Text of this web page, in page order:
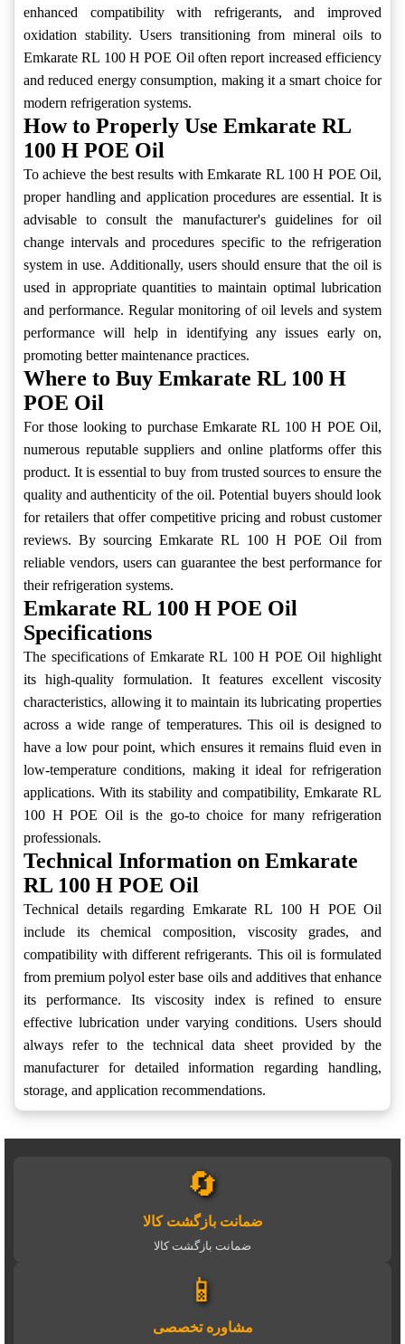
enhanced compatibility with refrigerants, and improved
oxidation stability. Users transitioning from mineral oils to
Emkarate RL 100 H POE Oil often report increased efficiency
and reduced energy consumption, making it a smart choice for
modern refrigeration systems.
How to Properly Use Emkarate RL
100 H POE Oil
To achieve the best results with Emkarate RL 100 H POE Oil,
proper handling and application procedures are essential. It is
advisable to consult the manufacturer's guidelines for oil
change intervals and procedures specific to the refrigeration
system in use. Additionally, users should ensure that the oil is
used in appropriate quantities to maintain optimal lubrication
and performance. Regular monitoring of oil levels and system
performance will help in identifying any issues early on,
promoting better maintenance practices.
Where to Buy Emkarate RL 100 H
POE Oil
For those looking to purchase Emkarate RL 100 H POE Oil,
numerous reputable suppliers and online platforms offer this
product. It is essential to buy from trusted sources to ensure the
quality and authenticity of the oil. Potential buyers should look
for retailers that offer competitive pricing and robust customer
reviews. By sourcing Emkarate RL 100 H POE Oil from
reliable vendors, users can guarantee the best performance for
their refrigeration systems.
Emkarate RL 100 H POE Oil
Specifications
The specifications of Emkarate RL 100 H POE Oil highlight
its high-quality formulation. It features excellent viscosity
characteristics, allowing it to maintain its lubricating properties
across a wide range of temperatures. This oil is designed to
have a low pour point, which ensures it remains fluid even in
low-temperature conditions, making it ideal for refrigeration
applications. With its stability and compatibility, Emkarate RL
100 H POE Oil is the go-to choice for many refrigeration
professionals.
Technical Information on Emkarate
RL 100 H POE Oil
Technical details regarding Emkarate RL 100 H POE Oil
include its chemical composition, viscosity grades, and
compatibility with different refrigerants. This oil is formulated
from premium polyol ester base oils and additives that enhance
its performance. Its viscosity index is refined to ensure
effective lubrication under varying conditions. Users should
always refer to the technical data sheet provided by the
manufacturer for detailed information regarding handling,
storage, and application recommendations.
🔄
ضمانت بازگشت کالا
ضمانت بازگشت کالا
📱
مشاوره تخصصی